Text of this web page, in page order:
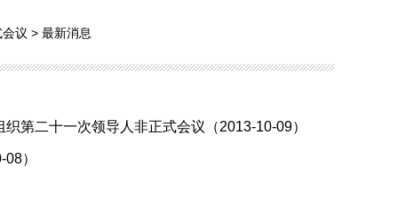
议 > 最新消息
第二十一次领导人非正式会议（2013-10-09）
）